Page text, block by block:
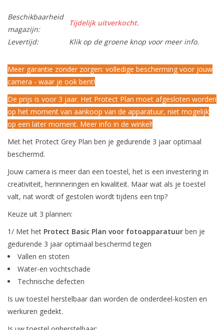
Beschikbaarheid
magazijn:
Tijdelijk uitverkocht.
Levertijd:
Klik op de groene knop voor meer info.
Meer garantie zonder zorgen: volledige bescherming voor jouw
camera - waar je ook bent!
De prijs is voor 3 jaar. Het Protect Plan moet afgesloten worden
op het moment van aankoop van de apparatuur, niet mogelijk
op een later moment. Meer info in de winkel!
Met het Protect Grey Plan ben je gedurende 3 jaar optimaal
beschermd.
Jouw camera is meer dan een toestel, het is een investering in
creativiteit, herinneringen en kwaliteit. Maar wat als je toestel
valt, nat wordt of gestolen wordt tijdens een trip?
Keuze uit 3 plannen:
1/ Met het Protect Basic Plan voor fotoapparatuur ben je
gedurende 3 jaar optimaal beschermd tegen
Vallen en stoten
Water-en vochtschade
Technische defecten
Is uw toestel herstelbaar dan worden de onderdeel-kosten en
werkuren gedekt.